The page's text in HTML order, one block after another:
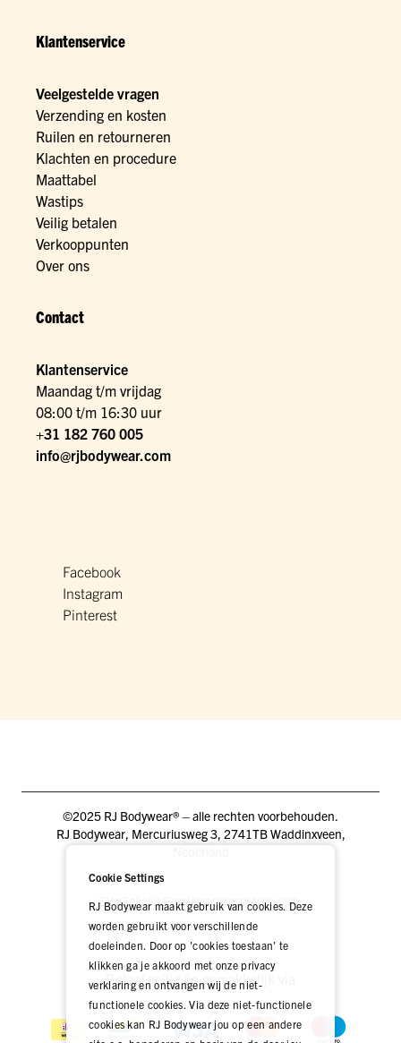
Klantenservice
Veelgestelde vragen
Verzending en kosten
Ruilen en retourneren
Klachten en procedure
Maattabel
Wastips
Veilig betalen
Verkooppunten
Over ons
Contact
Klantenservice
Maandag t/m vrijdag
08:00 t/m 16:30 uur
+31 182 760 005
info@rjbodywear.com
Facebook
Instagram
Pinterest
©2025 RJ Bodywear® – alle rechten voorbehouden.
RJ Bodywear, Mercuriusweg 3, 2741TB Waddinxveen,
BlogZakelijkPers VacaturesDEALER LOGIN
Betaal veilig én gemakkelijk via
Cookie Settings
RJ Bodywear maakt gebruik van cookies. Deze
worden gebruikt voor verschillende
doeleinden. Door op 'cookies toestaan' te
klikken ga je akkoord met onze privacy
verklaring en ontvangen wij de niet-
functionele cookies. Via deze niet-functionele
cookies kan RJ Bodywear jou op een andere